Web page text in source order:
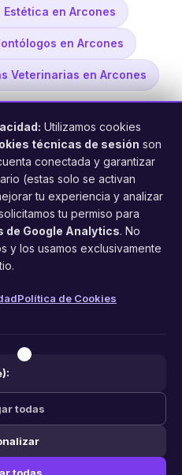
Estética en Arcones
en Arcones
Veterinarias en Arcones
por teléfono y WhatsApp.
con IA para tu negocio.
dePC64 Servicios Informaticos.
Utilizamos cookies
técnicas de sesión son
conectada y garantizar
(estas solo se activan
tu experiencia y analizar
tu permiso para
de Google Analytics. No
y los usamos exclusivamente
Política de Cookies
todas